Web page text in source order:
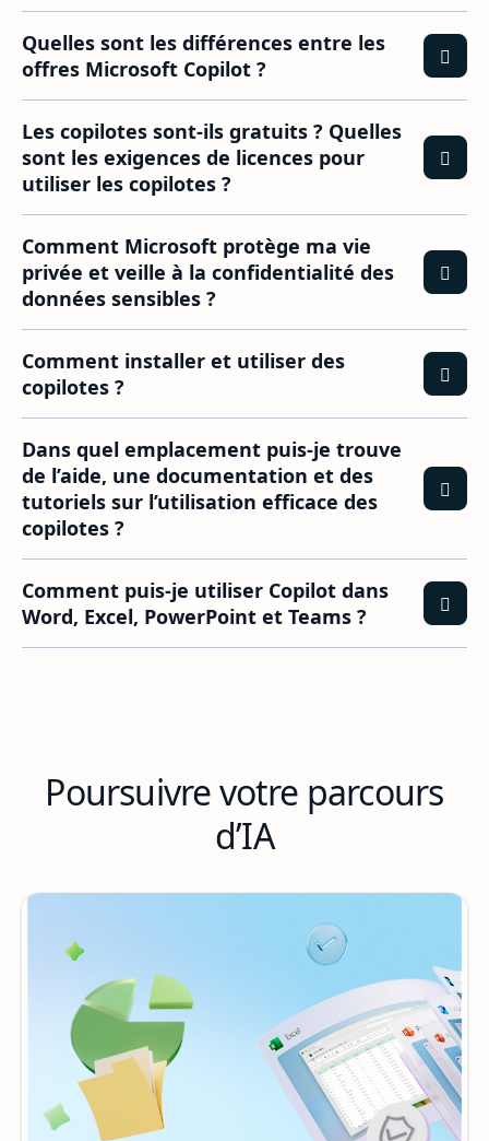
Quelles sont les différences entre les
offres Microsoft Copilot ?
Les copilotes sont-ils gratuits ? Quelles
sont les exigences de licences pour
utiliser les copilotes ?
Comment Microsoft protège ma vie
privée et veille à la confidentialité des
données sensibles ?
Comment installer et utiliser des
copilotes ?
Dans quel emplacement puis-je trouve
de l’aide, une documentation et des
tutoriels sur l’utilisation efficace des
copilotes ?
Comment puis-je utiliser Copilot dans
Word, Excel, PowerPoint et Teams ?
Poursuivre votre parcours
d’IA